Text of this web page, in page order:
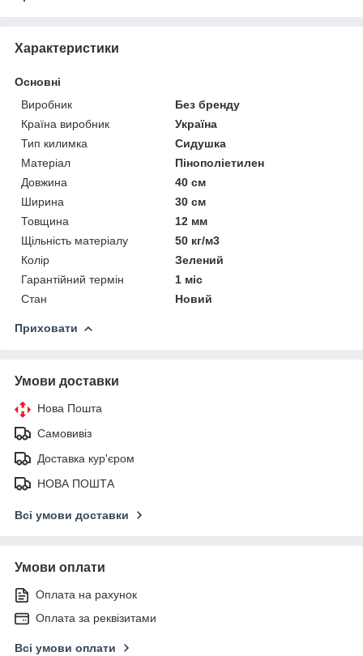
Характеристики
Основні
Виробник
Без бренду
Країна виробник
Україна
Тип килимка
Сидушка
Матеріал
Пінополіетилен
Довжина
40 см
Ширина
30 см
Товщина
12 мм
Щільність матеріалу
50 кг/м3
Колір
Зелений
Гарантійний термін
1 міс
Стан
Новий
Приховати
Умови доставки
Нова Пошта
Самовивіз
Доставка кур'єром
НОВА ПОШТА
Всі умови доставки
Умови оплати
Оплата на рахунок
Оплата за реквізитами
Всі умови оплати